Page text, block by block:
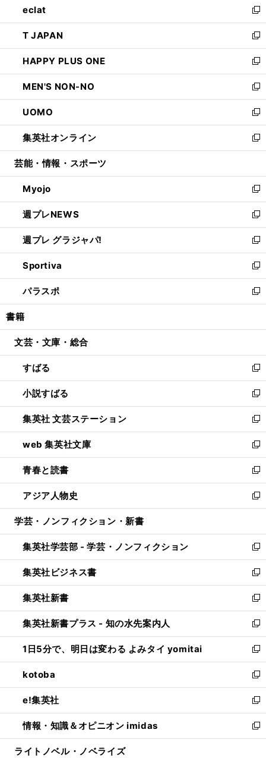
く
で
開
く
ド
ウ
で
開
く
ィ
ン
ド
ウ
で
開
く
い
ウ
ィ
ン
ド
ウ
で
開
く
eclat
新
し
い
ウ
ィ
ン
ド
ウ
で
開
く
T JAPAN
新
し
い
ウ
ィ
ン
ド
ウ
で
開
HAPPY PLUS ONE
新
し
い
ウ
ィ
ン
ド
ウ
開
く
MEN'S NON-NO
新
し
い
ウ
ィ
ン
ウ
で
開
く
UOMO
新
し
い
ウ
ン
ド
ウ
で
開
く
集英社オンライン
新
し
ウ
ィ
ン
ド
ウ
で
開
く
芸能・情報・スポーツ
Myojo
新
し
い
ウ
ィ
ン
ド
ウ
で
開
週プレNEWS
新
し
い
ウ
ィ
ン
ド
ウ
開
週プレ グラジャパ!
新
し
い
ウ
ィ
ン
ウ
開
く
Sportiva
新
し
い
ウ
ン
ウ
で
開
く
パラスポ
新
し
ウ
ン
ド
ウ
で
開
く
書籍
文芸・文庫・総合
すばる
新
し
い
ウ
ィ
ン
ド
ウ
で
開
く
小説すばる
新
し
い
ウ
ィ
ン
ド
ウ
で
開
集英社 文芸ステーション
新
し
い
ウ
ィ
ン
ド
ウ
開
く
web 集英社文庫
新
し
い
ウ
ィ
ン
ウ
で
開
く
青春と読書
新
し
い
ウ
ン
ド
ウ
で
開
く
アジア人物史
新
し
ウ
ィ
ン
ド
ウ
で
開
く
学芸・ノンフィクション・新書
集英社学芸部 - 学芸・ノンフィクション
新
し
い
ウ
ィ
ン
ド
ウ
で
開
く
集英社ビジネス書
新
し
い
ウ
ィ
ン
ド
ウ
で
開
く
集英社新書
新
し
い
ウ
ィ
ン
ド
ウ
で
開
く
集英社新書プラス - 知の水先案内人
新
し
い
ウ
ィ
ン
ド
ウ
で
開
1日5分で、明日は変わる よみタイ yomitai
新
し
い
ウ
ィ
ン
ド
ウ
kotoba
新
し
い
ウ
ィ
ン
e!集英社
新
し
い
ウ
情報・知識＆オピニオン imidas
新
し
ライトノベル・ノベライズ